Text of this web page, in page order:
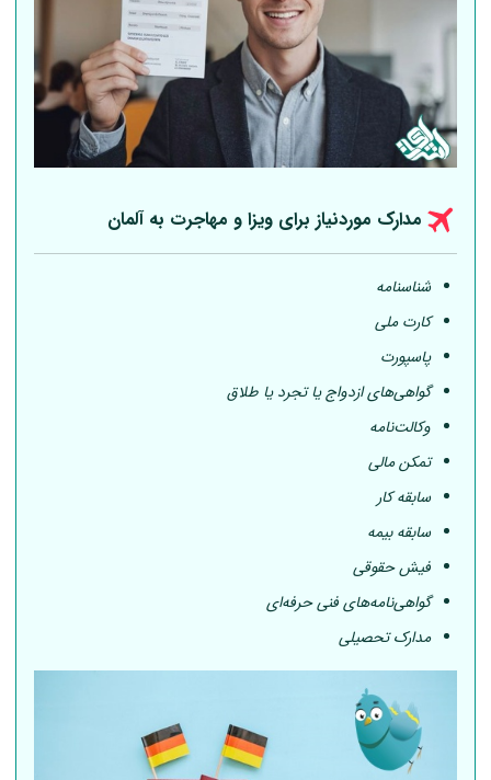
مدارک موردنیاز برای ویزا و مهاجرت بهآلمان
شناسنامه
کارت ملی
پاسپورت
گواهی‌های ازدواج یا تجرد یا طلاق
وکالت‌نامه
تمکن مالی
سابقه کار
سابقه بیمه
فیش حقوقی
گواهی‌نامه‌های فنی حرفه‌ای
مدارک تحصیلی